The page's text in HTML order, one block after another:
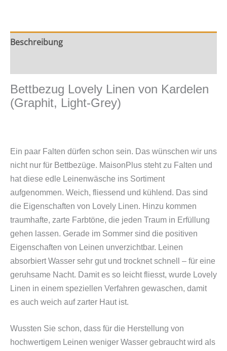
Beschreibung
Bettbezug Lovely Linen von Kardelen
(Graphit, Light-Grey)
Ein paar Falten dürfen schon sein. Das wünschen wir uns
nicht nur für Bettbezüge. MaisonPlus steht zu Falten und
hat diese edle Leinenwäsche ins Sortiment
aufgenommen. Weich, fliessend und kühlend. Das sind
die Eigenschaften von Lovely Linen. Hinzu kommen
traumhafte, zarte Farbtöne, die jeden Traum in Erfüllung
gehen lassen. Gerade im Sommer sind die positiven
Eigenschaften von Leinen unverzichtbar. Leinen
absorbiert Wasser sehr gut und trocknet schnell – für eine
geruhsame Nacht. Damit es so leicht fliesst, wurde Lovely
Linen in einem speziellen Verfahren gewaschen, damit
es auch weich auf zarter Haut ist.
Wussten Sie schon, dass für die Herstellung von
hochwertigem Leinen weniger Wasser gebraucht wird als